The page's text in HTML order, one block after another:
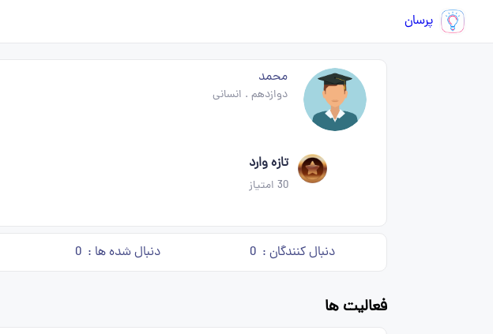
پرسان
محمد
دوازدهم . انسانی
تازه وارد
30 امتیاز
دنبال کنندگان : 0 دنبال شده ها : 0
فعالیت ها